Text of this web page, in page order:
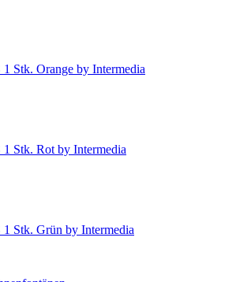
Stk. Orange by Intermedia
Stk. Rot by Intermedia
Stk. Grün by Intermedia